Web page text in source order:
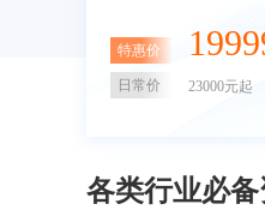
特惠价
日常价 23000元起
各类行业必